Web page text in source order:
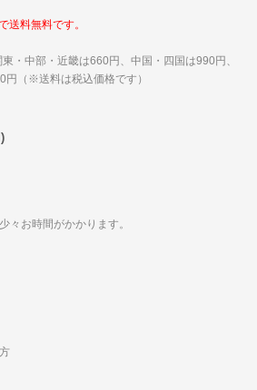
送料無料です。
・中部・近畿は660円、中国・四国は990円、
円（※送料は税込価格です）
々お時間がかかります。